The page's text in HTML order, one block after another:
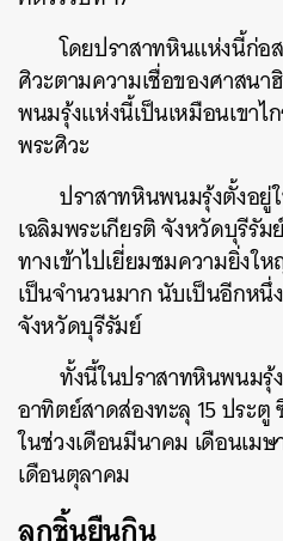
โดยปราสาทหินแห่งนี้ก่อ
ศิวะตามความเชื่อของศาสน
พนมรุ้งแห่งนี้เป็นเหมือนเขาไ
พระศิวะ
ปราสาทหินพนมรุ้งตั้งอยู่
เฉลิมพระเกียรติ จังหวัดบุรีรั
ทางเข้าไปเยี่ยมชมความยิ่ง
เป็นจำนวนมาก นับเป็นอีกห
จังหวัดบุรีรัมย์
ทั้งนี้ในปราสาทหินพนมรุ้
อาทิตย์สาดส่องทะลุ 15 ประตู
ในช่วงเดือนมีนาคม เดือนเม
เดือนตุลาคม
ลูกชิ้นยืนกิน